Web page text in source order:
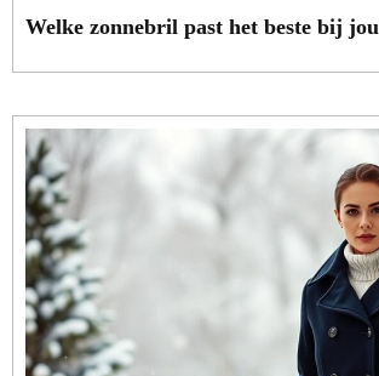
Welke zonnebril past het beste bij